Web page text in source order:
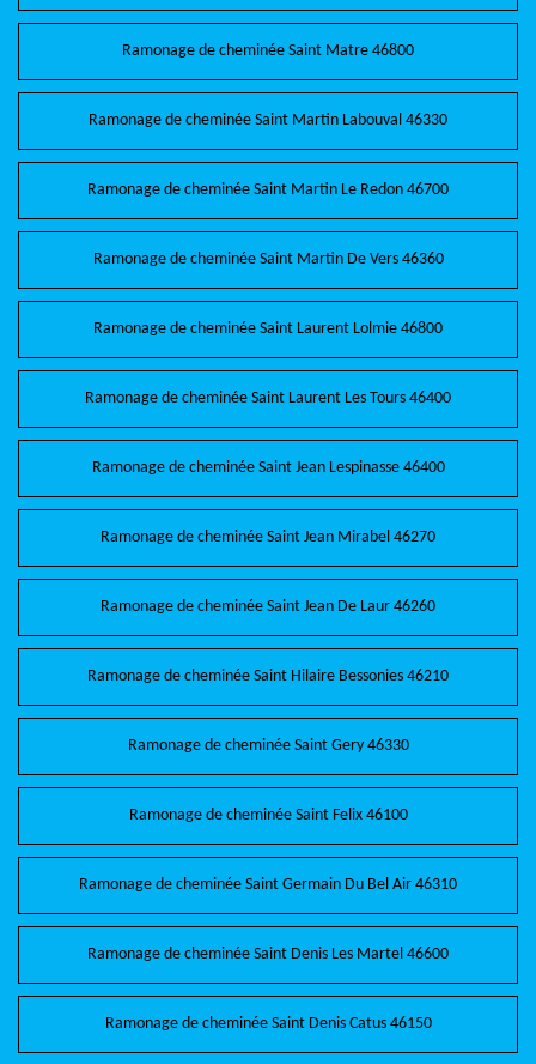
Ramonage de cheminée Saint Matre 46800
Ramonage de cheminée Saint Martin Labouval 46330
Ramonage de cheminée Saint Martin Le Redon 46700
Ramonage de cheminée Saint Martin De Vers 46360
Ramonage de cheminée Saint Laurent Lolmie 46800
Ramonage de cheminée Saint Laurent Les Tours 46400
Ramonage de cheminée Saint Jean Lespinasse 46400
Ramonage de cheminée Saint Jean Mirabel 46270
Ramonage de cheminée Saint Jean De Laur 46260
Ramonage de cheminée Saint Hilaire Bessonies 46210
Ramonage de cheminée Saint Gery 46330
Ramonage de cheminée Saint Felix 46100
Ramonage de cheminée Saint Germain Du Bel Air 46310
Ramonage de cheminée Saint Denis Les Martel 46600
Ramonage de cheminée Saint Denis Catus 46150